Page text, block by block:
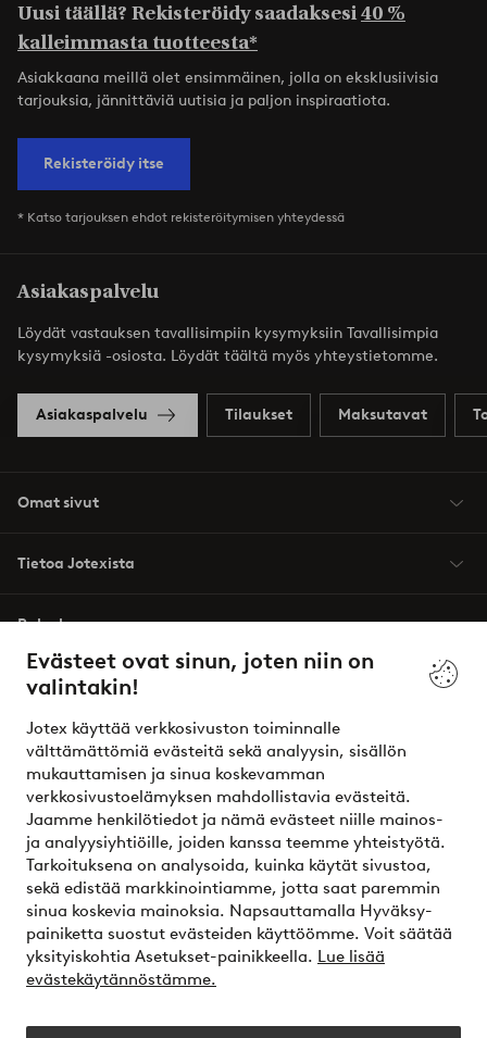
Evästeet ovat sinun, joten niin on
valintakin!
Jotex käyttää verkkosivuston toiminnalle
välttämättömiä evästeitä sekä analyysin, sisällön
mukauttamisen ja sinua koskevamman
verkkosivustoelämyksen mahdollistavia evästeitä.
Jaamme henkilötiedot ja nämä evästeet niille mainos-
ja analyysiyhtiöille, joiden kanssa teemme yhteistyötä.
Tarkoituksena on analysoida, kuinka käytät sivustoa,
sekä edistää markkinointiamme, jotta saat paremmin
sinua koskevia mainoksia. Napsauttamalla Hyväksy-
painiketta suostut evästeiden käyttöömme. Voit säätää
yksityiskohtia Asetukset-painikkeella. Lue lisää
evästekäytännöstämme.
Uusi täällä? Rekisteröidy saadaksesi40 %
kalleimmasta tuotteesta*
Asiakkaana meillä olet ensimmäinen, jolla on eksklusiivisia
tarjouksia, jännittäviä uutisia ja paljon inspiraatiota.
Rekisteröidy itse
* Katso tarjouksen ehdot rekisteröitymisen yhteydessä
Asiakaspalvelu
Löydät vastauksen tavallisimpiin kysymyksiin Tavallisimpia
kysymyksiä -osiosta. Löydät täältä myös yhteystietomme.
Asiakaspalvelu Tilaukset Maksutavat
Omat sivut
Tietoa Jotexista
Palvelumme
Ehdot
Ystävät
Turvalliset maksut – maksa nyt tai erissä
Haluatko tietää lisää maksuvaihtoehdoistamme?
elpy